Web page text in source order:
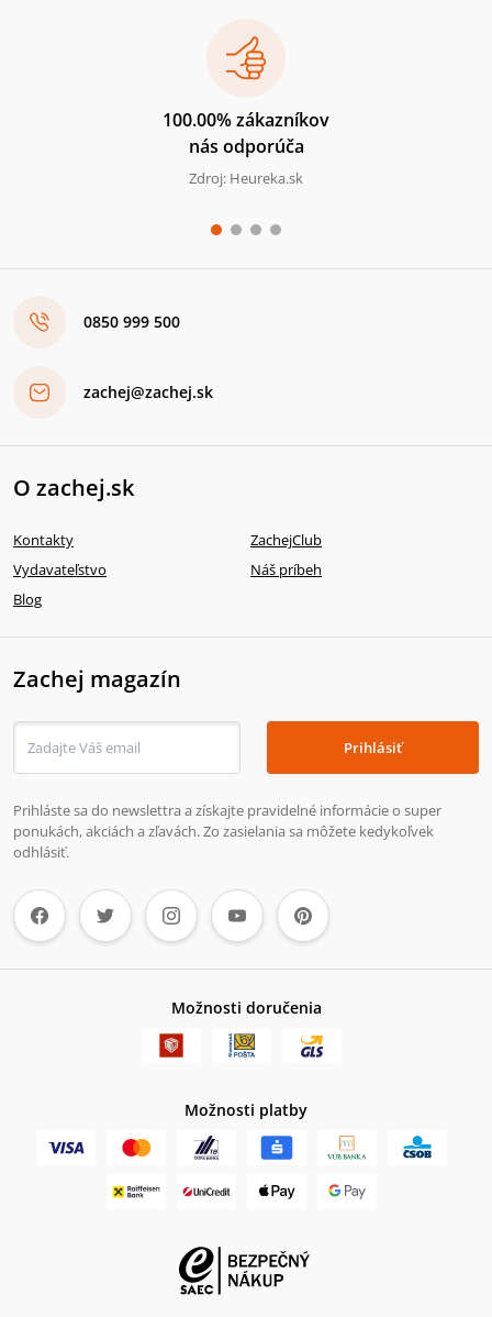
100.00% zákazníkov
nás odporúča
Zdroj: Heureka.sk
0850 999 500
zachej@zachej.sk
O zachej.sk
Kontakty
ZachejClub
Vydavateľstvo
Náš príbeh
Blog
Zachej magazín
Prihlásiť
Prihláste sa do newslettra a získajte pravidelné informácie o super
ponukách, akciách a zľavách. Zo zasielania sa môžete kedykoľvek
odhlásiť.
Možnosti doručenia
Možnosti platby